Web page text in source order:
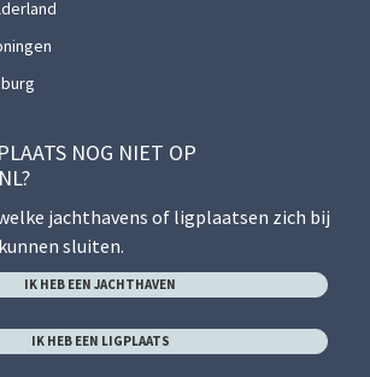
NOG NIET OP
jachthavens of ligplaatsen zich bij
sluiten.
IK HEB EEN JACHTHAVEN
IK HEB EEN LIGPLAATS